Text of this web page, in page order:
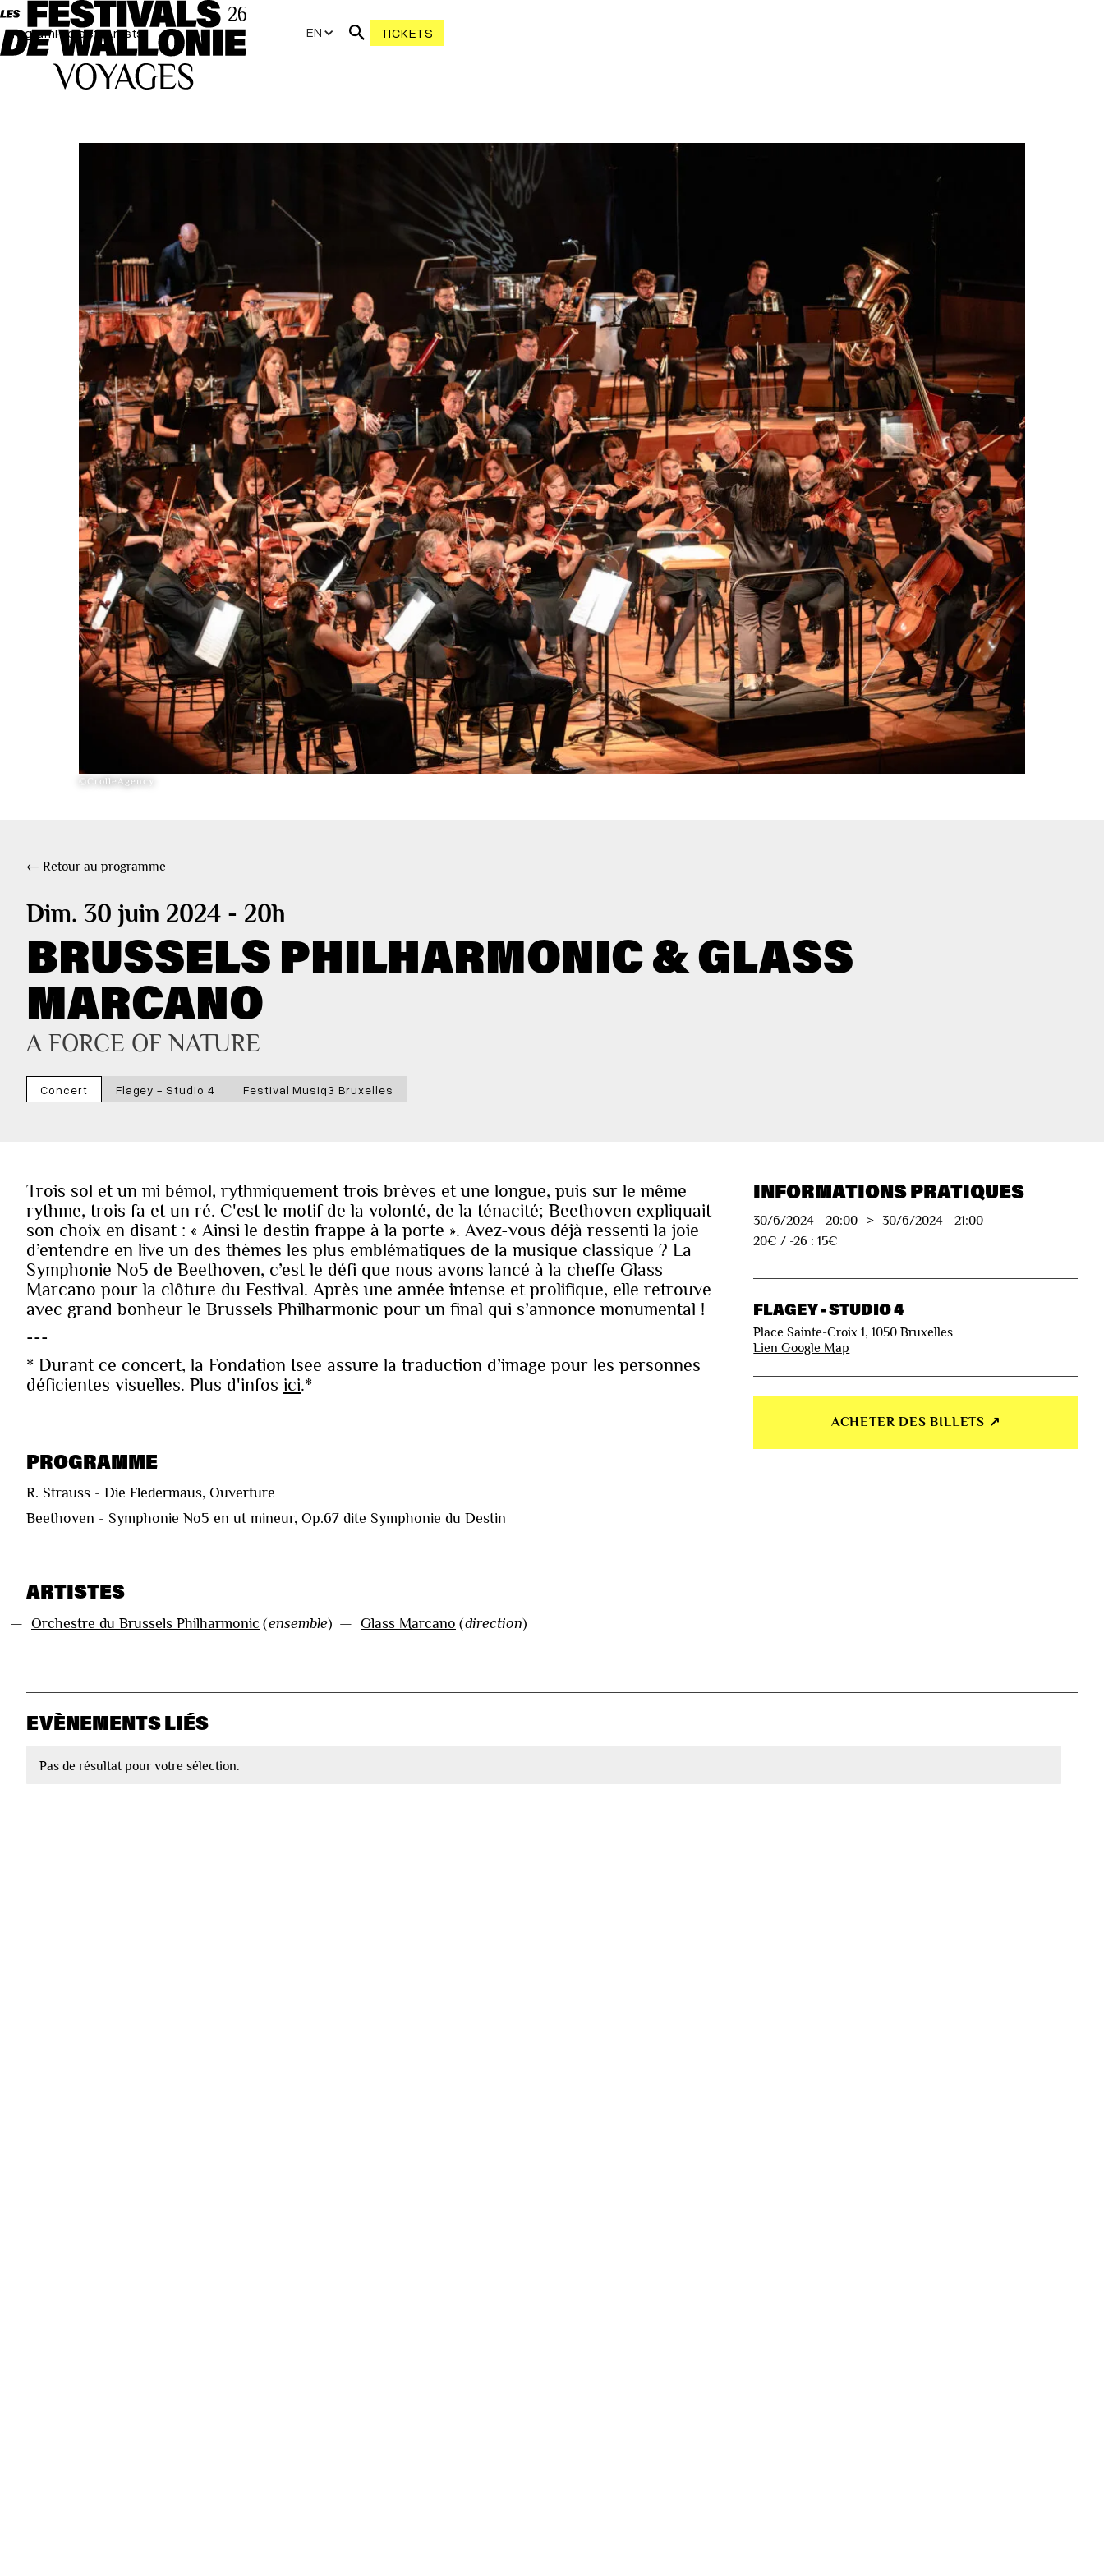
ProgramProjectsArtists EN TICKETS
©CrolleAgency
← Retour au programme
Dim. 30 juin 2024 - 20h
BRUSSELS PHILHARMONIC & GLASS
MARCANO
A FORCE OF NATURE
Concert Flagey - Studio 4 Festival Musiq3 Bruxelles
Trois sol et un mi bémol, rythmiquement trois brèves et une longue, puis sur le même
rythme, trois fa et un ré. C'est le motif de la volonté, de la ténacité; Beethoven expliquait
son choix en disant : « Ainsi le destin frappe à la porte ». Avez-vous déjà ressenti la joie
d’entendre en live un des thèmes les plus emblématiques de la musique classique ? La
Symphonie No5 de Beethoven, c’est le défi que nous avons lancé à la cheffe Glass
Marcano pour la clôture du Festival. Après une année intense et prolifique, elle retrouve
avec grand bonheur le Brussels Philharmonic pour un final qui s’annonce monumental !
---
* Durant ce concert, la Fondation Isee assure la traduction d’image pour les personnes
déficientes visuelles. Plus d'infos ici.*
PROGRAMME
R. Strauss - Die Fledermaus, Ouverture
Beethoven - Symphonie No5 en ut mineur, Op.67 dite Symphonie du Destin
ARTISTES
— Orchestre du Brussels Philharmonic (ensemble) — Glass Marcano (direction)
INFORMATIONS PRATIQUES
30/6/2024 -20:00 > 30/6/2024 -21:00
20€ / -26 : 15€
FLAGEY - STUDIO 4
Place Sainte-Croix 1, 1050 Bruxelles
Lien Google Map
ACHETER DES BILLETS ↗︎
EVÈNEMENTS LIÉS
Pas de résultat pour votre sélection.